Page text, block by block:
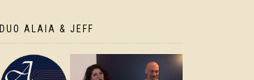
DUO ALAIA & JEFF